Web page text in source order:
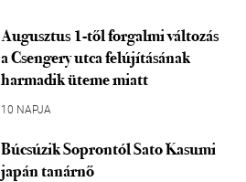
Augusztus 1-től forgalmi változás
a Csengery utca felújításának
harmadik üteme miatt
10 NAPJA
Búcsúzik Soprontól Sato Kasumi
japán tanárnő